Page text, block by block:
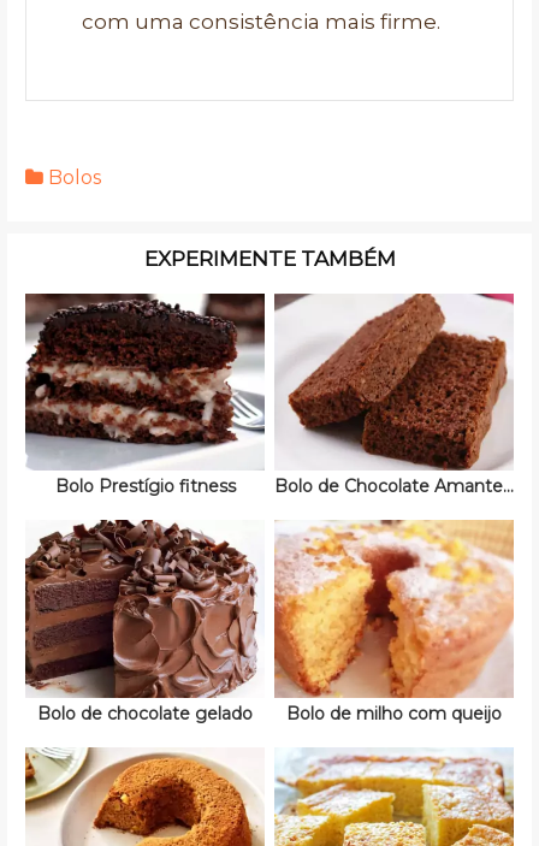
com uma consistência mais firme.
Bolos
EXPERIMENTE TAMBÉM
Bolo Prestígio fitness Bolo de Chocolate Amanteigado
Bolo de chocolate gelado Bolo de milho com queijo